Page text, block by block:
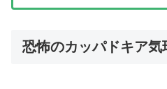
恐怖のカッパドキア気